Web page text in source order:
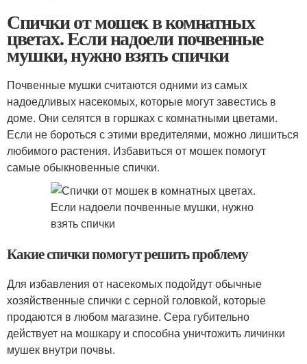
Спички от мошек в комнатных
цветах. Если надоели почвенные
мушки, нужно взять спички
Почвенные мушки считаются одними из самых
надоедливых насекомых, которые могут завестись в
доме. Они селятся в горшках с комнатными цветами.
Если не бороться с этими вредителями, можно лишиться
любимого растения. Избавиться от мошек помогут
самые обыкновенные спички.
Какие спички помогут решить проблему
Для избавления от насекомых подойдут обычные
хозяйственные спички с серной головкой, которые
продаются в любом магазине. Сера губительно
действует на мошкару и способна уничтожить личинки
мушек внутри почвы.